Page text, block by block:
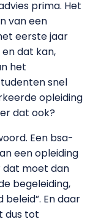
prima. Het
van een
eerste jaar
dat kan,
het
snel
opleiding
dat ook?
Een bsa-
een opleiding
dat moet dan
begeleiding,
En daar
dus tot